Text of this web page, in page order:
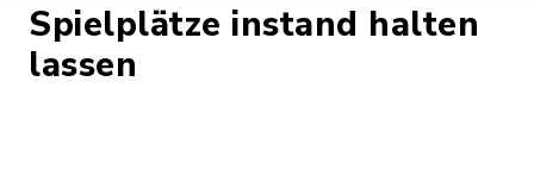
Spielplätze instand halten
lassen